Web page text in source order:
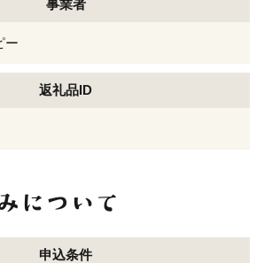
事業者
ー
返礼品ID
申込条件